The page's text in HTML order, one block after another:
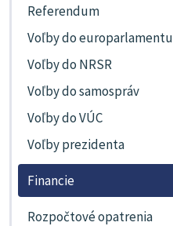
Referendum
Voľby do europarlamentu
Voľby do NRSR
Voľby do samospráv
Voľby do VÚC
Voľby prezidenta
Financie
Rozpočtové opatrenia